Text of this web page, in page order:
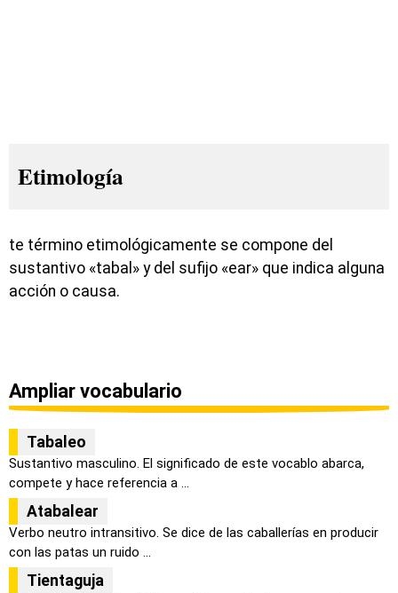
Etimología
te término etimológicamente se compone del
sustantivo «tabal» y del sufijo «ear» que indica alguna
acción o causa.
Ampliar vocabulario
Tabaleo
Sustantivo masculino. El significado de este vocablo abarca,
compete y hace referencia a ...
Atabalear
Verbo neutro intransitivo. Se dice de las caballerías en producir
con las patas un ruido ...
Tientaguja